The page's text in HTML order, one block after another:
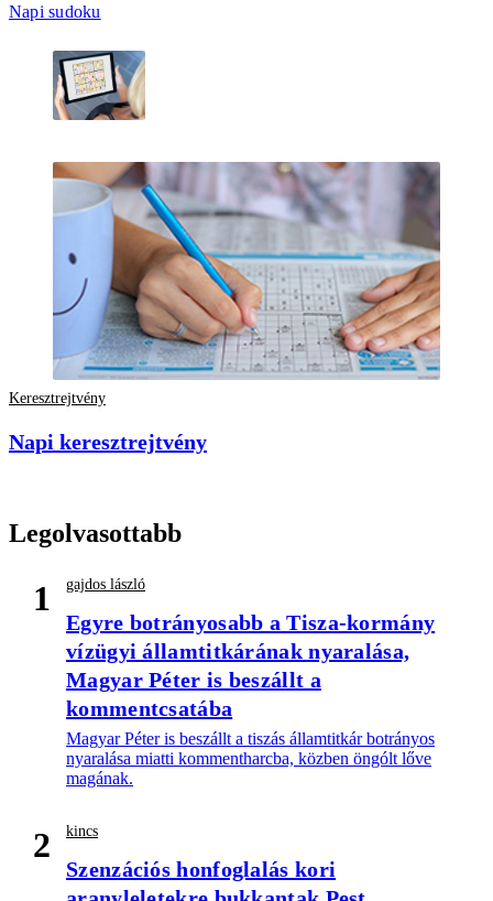
Napi sudoku
Keresztrejtvény
Napi keresztrejtvény
Legolvasottabb
1 gajdos lászló
Egyre botrányosabb a Tisza-kormány
vízügyi államtitkárának nyaralása,
Magyar Péter is beszállt a
kommentcsatába
Magyar Péter is beszállt a tiszás államtitkár botrányos
nyaralása miatti kommentharcba, közben öngólt lőve
magának.
2 kincs
Szenzációs honfoglalás kori